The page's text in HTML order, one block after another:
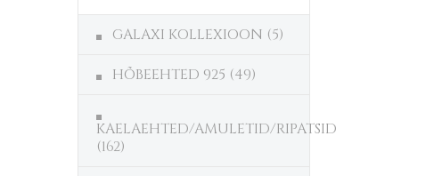
GALAXI KOLLEXIOON (5)
HÕBEEHTED 925 (49)
KAELAEHTED/AMULETID/RIPATSID
(162)